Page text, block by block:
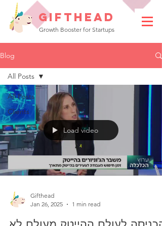
Growth Booster for Startups
GIFTHEAD
Blog
All Posts
Clients
All Posts
Load video
Gifthead
Jan 26, 2025
1 min read